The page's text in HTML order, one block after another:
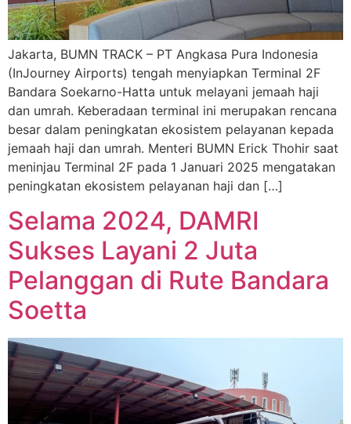
Jakarta, BUMN TRACK – PT Angkasa Pura Indonesia
(InJourney Airports) tengah menyiapkan Terminal 2F
Bandara Soekarno-Hatta untuk melayani jemaah haji
dan umrah. Keberadaan terminal ini merupakan rencana
besar dalam peningkatan ekosistem pelayanan kepada
jemaah haji dan umrah. Menteri BUMN Erick Thohir saat
meninjau Terminal 2F pada 1 Januari 2025 mengatakan
peningkatan ekosistem pelayanan haji dan […]
Selama 2024, DAMRI
Sukses Layani 2 Juta
Pelanggan di Rute Bandara
Soetta